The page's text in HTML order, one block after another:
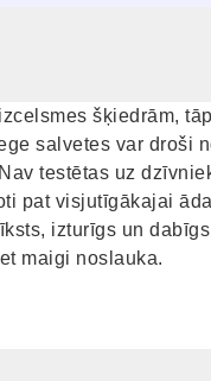
šķiedrām,
salvetes var droši
testētas uz
pat visjutīgākajai
izturīgs un
maigi noslauka.